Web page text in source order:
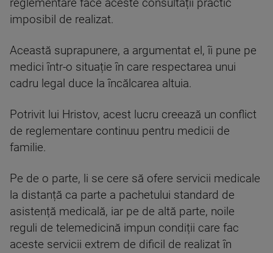
reglementare face aceste consultații practic
imposibil de realizat.
Această suprapunere, a argumentat el, îi pune pe
medici într-o situație în care respectarea unui
cadru legal duce la încălcarea altuia.
Potrivit lui Hristov, acest lucru creează un conflict
de reglementare continuu pentru medicii de
familie.
Pe de o parte, li se cere să ofere servicii medicale
la distanță ca parte a pachetului standard de
asistență medicală, iar pe de altă parte, noile
reguli de telemedicină impun condiții care fac
aceste servicii extrem de dificil de realizat în